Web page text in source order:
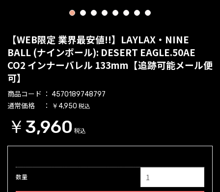
1 2 3 4 5 6 7 8
【WEB限定 業界最安値!!】LAYLAX・NINE
BALL (ナインボール): DESERT EAGLE.50AE
CO2 インナーバレル 133mm【追跡可能メール便
可】
商品コード 4570189748797
通常価格 ￥4,950 税込
￥3,960 税込
数量